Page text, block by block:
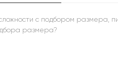
с подбором размера,
размера?